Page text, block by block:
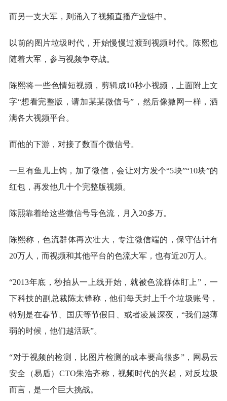
而另一支大军，则涌入了视频直播产业链中。
以前的图片垃圾时代，开始慢慢过渡到视频时代。陈熙也
随着大军，参与视频争夺战。
陈熙将一些色情短视频，剪辑成10秒小视频，上面附上文
字“想看完整版，请加某某微信号”，然后像撒网一样，洒
满各大视频平台。
而他的下游，对接了数百个微信号。
一旦有鱼儿上钩，加了微信，会让对方发个“5块”“10块”的
红包，再发他几十个完整版视频。
陈熙靠着给这些微信号导色流，月入20多万。
陈熙称，色流群体再次壮大，专注微信端的，保守估计有
20万人，而视频和其他平台的色流大军，也有近20万人。
“2013年底，秒拍从一上线开始，就被色流群体盯上”，一
下科技的副总裁陈太锋称，他们每天封上千个垃圾账号，
特别是在春节、国庆等节假日、或者凌晨深夜，“我们越薄
弱的时候，他们越活跃”。
“对于视频的检测，比图片检测的成本要高很多”，网易云
安全（易盾）CTO朱浩齐称，视频时代的兴起，对反垃圾
而言，是一个巨大挑战。